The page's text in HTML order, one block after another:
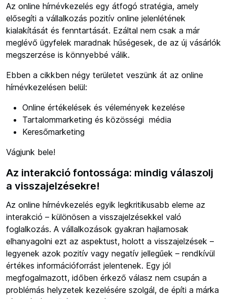
Az online hírnévkezelés egy átfogó stratégia, amely
elősegíti a vállalkozás pozitív online jelenlétének
kialakítását és fenntartását. Ezáltal nem csak a már
meglévő ügyfelek maradnak hűségesek, de az új vásárlók
megszerzése is könnyebbé válik.
Ebben a cikkben négy területet veszünk át az online
hírnévkezelésen belül:
Online értékelések és vélemények kezelése
Tartalommarketing és közösségi média
Keresőmarketing
Vágjunk bele!
Az interakció fontossága: mindig válaszolj
a visszajelzésekre!
Az online hírnévkezelés egyik legkritikusabb eleme az
interakció – különösen a visszajelzésekkel való
foglalkozás. A vállalkozások gyakran hajlamosak
elhanyagolni ezt az aspektust, holott a visszajelzések –
legyenek azok pozitív vagy negatív jellegűek – rendkívül
értékes információforrást jelentenek. Egy jól
megfogalmazott, időben érkező válasz nem csupán a
problémás helyzetek kezelésére szolgál, de építi a márka